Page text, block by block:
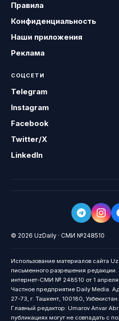
Правила
Конфиденциальность
Наши приложения
Реклама
СОЦСЕТИ
Telegram
Instagram
Facebook
Twitter/X
LinkedIn
© 2026 UzDaily · СМИ №248510
Использование материалов сайта
письменного разрешения редакции.
интернет-СМИ № 248510 от 1 апреля
Частное предприятие Daily Media.
27-73, г. Ташкент, 100180,
Главный редактор: Umarov Anvar
публикациях могут не совпадать с